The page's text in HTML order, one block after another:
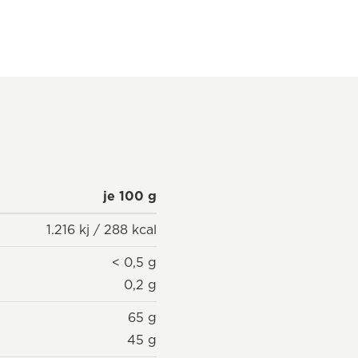
je 100 g
1.216 kj / 288 kcal
< 0,5 g
0,2 g
65 g
45 g